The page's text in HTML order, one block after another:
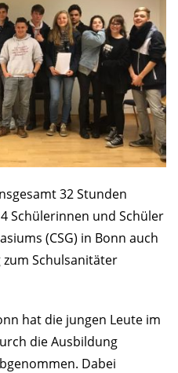
32 Stunden
Schülerinnen und Schüler
(CSG) in Bonn auch
Schulsanitäter
hat die jungen Leute im
die Ausbildung
Dabei